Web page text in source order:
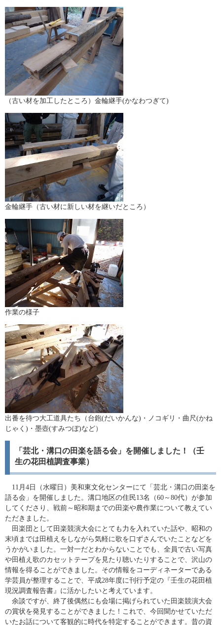
（古い材を加工したところ）金輪継手(かなわつぎて)
金輪継手（古い材に新しい材を継いだところ）
作業の様子
出番を待つ大工道具たち（台鉋(だいかんな)・ノコギリ・曲尺(かね
じゃく)・墨壺(すみつぼ)など）
「芸北・溝口の田楽を語る会」を開催しました！（壬
生の花田植調査事業）
11月4日（水曜日）美和東文化センターにて「芸北・溝口の田楽を
語る会」を開催しました。溝口地区の住民13名（60～80代）が参加
してくださり、戦前～昭和期までの田楽や農作業について教えてい
ただきました。
田楽団として田楽競演大会にとても力を入れていた話や、昭和の
末頃までは田植えをしながら気軽に歌を口ずさんでいたことなどを
うかがいました。一対一だとわからないことでも、全員で古い写真
や田植え歌のカセットテープを見たり聴いたりすることで、沢山の
情報を得ることができました。その情報をコーディネーターである
学芸員が整理することで、平成28年度に刊行予定の『壬生の花田植
現況調査報告書』に活かしたいと考えています。
余談ですが、終了後偶然にも会場に掲げられていた田楽競演大会
の賞状を発見することができました！これで、今回聞かせていただ
いたお話について客観的に時代を特定することができます。昔の資